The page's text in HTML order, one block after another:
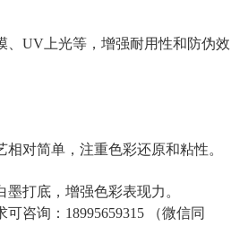
、UV上光等，增强耐用性和防伪效
相对简单，注重色彩还原和粘性。
打底，增强色彩表现力。
咨询：18995659315 （微信同